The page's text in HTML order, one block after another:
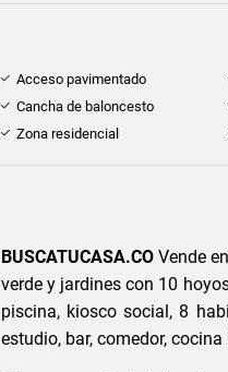
Acceso pavimentado
Cancha de baloncesto
Zona residencial
BUSCATUCASA.COVende
verde y jardines con 10
piscina, kiosco social, 8
estudio, bar, comedor,